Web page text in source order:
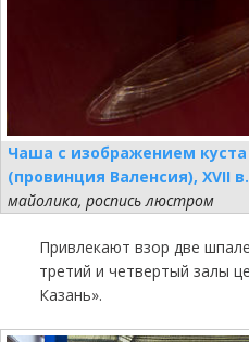
Чаша с изображением
(провинция Валенсия), XVII в.
майолика, роспись люстром
Привлекают взор две
третий и четвертый залы
Казань».